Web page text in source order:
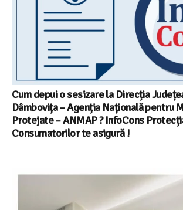
Cum depui o sesizare la Direcția
Dâmbovița – Agenția Națională pentru
Protejate – ANMAP ? InfoCons
Consumatorilor te asigură !